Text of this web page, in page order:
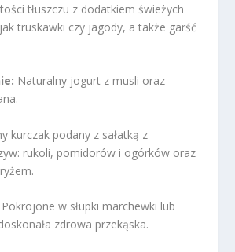
tłuszczu z dodatkiem świeżych
truskawki czy jagody, a także garść
Naturalny jogurt z musli oraz
kurczak podany z sałatką z
rukoli, pomidorów i ogórków oraz
Pokrojone w słupki marchewki lub
zdrowa przekąska.